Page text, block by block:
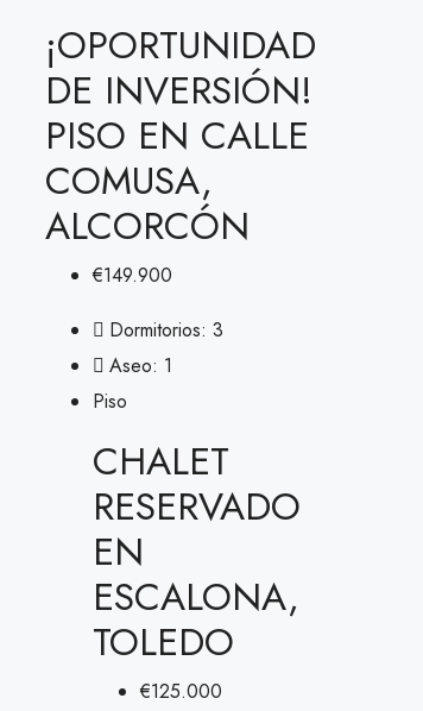
¡OPORTUNIDAD
DE INVERSIÓN!
PISO EN CALLE
COMUSA,
ALCORCÓN
€149.900
Dormitorios: 3
Aseo: 1
Piso
CHALET
RESERVADO
EN
ESCALONA,
TOLEDO
€125.000